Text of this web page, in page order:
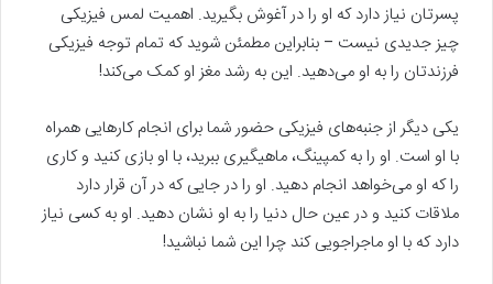
پسرتان نیاز دارد که او را در آغوش بگیرید. اهمیت لمس فیزیکی
چیز جدیدی نیست – بنابراین مطمئن شوید که تمام توجه فیزیکی
فرزندتان را به او می‌دهید. این به رشد مغز او کمک می‌کند!
یکی دیگر از جنبه‌های فیزیکی حضور شما برای انجام کارهایی همراه
با او است. او را به کمپینگ، ماهیگیری ببرید، با او بازی کنید و کاری
را که او می‌خواهد انجام دهید. او را در جایی که در آن قرار دارد
ملاقات کنید و در عین حال دنیا را به او نشان دهید. او به کسی نیاز
دارد که با او ماجراجویی کند چرا این شما نباشید!